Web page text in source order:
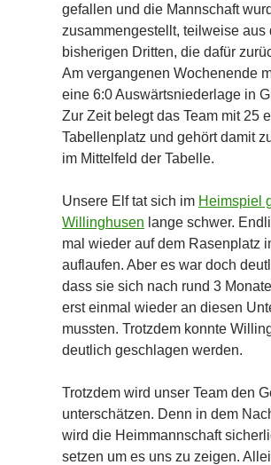
gefallen und die Mannschaft
zusammengestellt, teilweise aus
bisherigen Dritten, die dafür
Am vergangenen Wochenende
eine 6:0 Auswärtsniederlage in
Zur Zeit belegt das Team mit 25
Tabellenplatz und gehört damit
im Mittelfeld der Tabelle.
Unsere Elf tat sich im Heimspiel
Willinghusen lange schwer.
mal wieder auf dem Rasenplatz
auflaufen. Aber es war doch
dass sie sich nach rund 3
erst einmal wieder an diesen
mussten. Trotzdem konnte
deutlich geschlagen werden.
Trotzdem wird unser Team den
unterschätzen. Denn in dem
wird die Heimmannschaft
setzen um es uns zu zeigen.